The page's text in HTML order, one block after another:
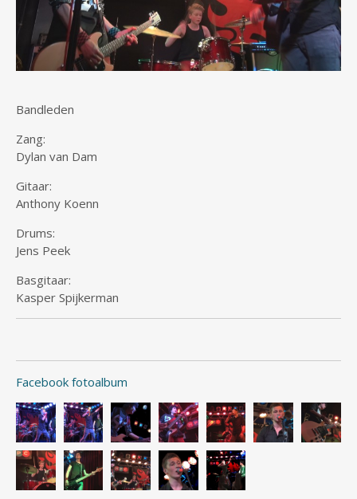
Bandleden
Zang:
Dylan van Dam
Gitaar:
Anthony Koenn
Drums:
Jens Peek
Basgitaar:
Kasper Spijkerman
Facebook fotoalbum